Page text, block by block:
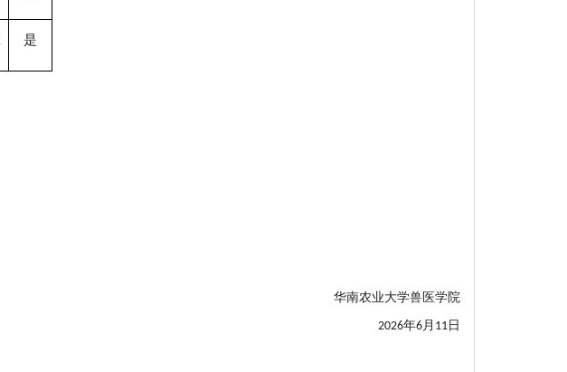
是
华南农业大学兽医学院
2026年6月 11 日